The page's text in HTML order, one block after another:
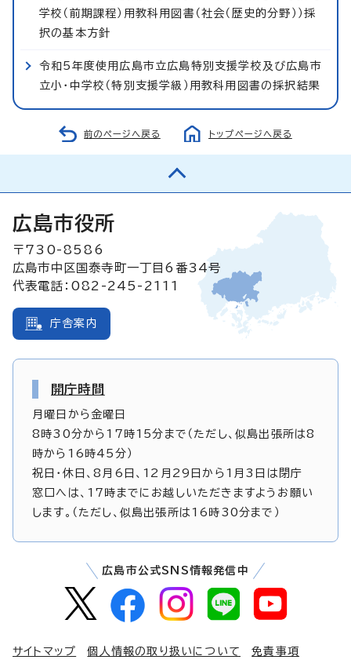
学校（前期課程）用教科用図書（社会（歴史的分野））採
択の基本方針
令和5年度使用広島市立広島特別支援学校及び広島市
立小・中学校（特別支援学級）用教科用図書の採択結果
前のページへ戻る トップページへ戻る
広島市役所
〒730-8586
広島市中区国泰寺町一丁目6番34号
代表電話：082-245-2111
庁舎案内
開庁時間
月曜日から金曜日
8時30分から17時15分まで（ただし、似島出張所は8
時から16時45分）
祝日・休日、8月6日、12月29日から1月3日は閉庁
窓口へは、17時までにお越しいただきますようお願い
します。（ただし、似島出張所は16時30分まで）
広島市公式SNS情報発信中
サイトマップ 個人情報の取り扱いについて
免責事項